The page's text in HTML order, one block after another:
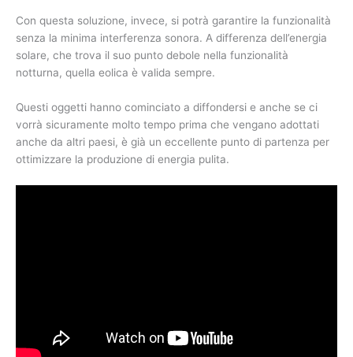
Con questa soluzione, invece, si potrà garantire la funzionalità
senza la minima interferenza sonora. A differenza dell’energia
solare, che trova il suo punto debole nella funzionalità
notturna, quella eolica è valida sempre.
Questi oggetti hanno cominciato a diffondersi e anche se ci
vorrà sicuramente molto tempo prima che vengano adottati
anche da altri paesi, è già un eccellente punto di partenza per
ottimizzare la produzione di energia pulita.